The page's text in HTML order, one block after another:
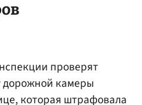
проверят
дорожной камеры
которая штрафовала